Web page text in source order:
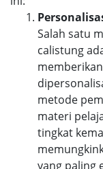
Salah satu
calistung
metode
materi
tingkat
yang paling